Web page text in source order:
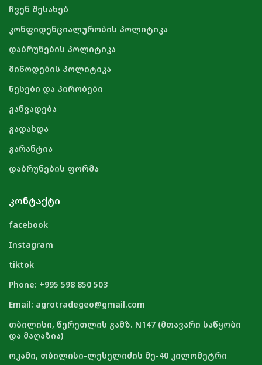
ჩვენ შესახებ
კონფიდენციალურობის პოლიტიკა
დაბრუნების პოლიტიკა
მიწოდების პოლიტიკა
წესები და პირობები
განვადება
გადახდა
გარანტია
დაბრუნების ფორმა
ᲙᲝᲜᲢᲐᲥᲢᲘ
facebook
Instagram
tiktok
Phone: +995 598 850 503
Email: agrotradegeo@gmail.com
თბილისი, წერეთლის გამზ. N147 (მთავარი საწყობი
და მაღაზია)
ოკამი, თბილისი-ლესელიძის მე-40 კილომეტრი